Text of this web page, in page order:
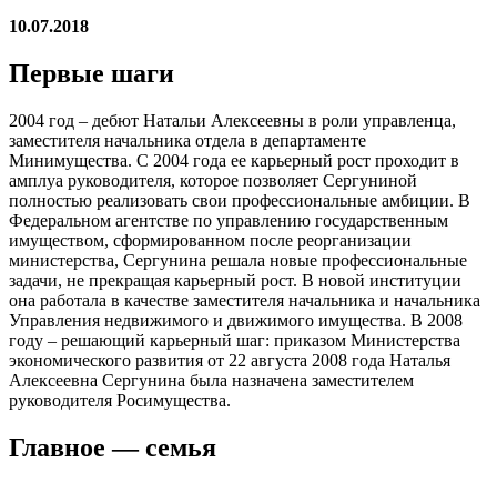
10.07.2018
Первые шаги
2004 год ‒ дебют Натальи Алексеевны в роли управленца,
заместителя начальника отдела в департаменте
Минимущества. С 2004 года ее карьерный рост проходит в
амплуа руководителя, которое позволяет Сергуниной
полностью реализовать свои профессиональные амбиции. В
Федеральном агентстве по управлению государственным
имуществом, сформированном после реорганизации
министерства, Сергунина решала новые профессиональные
задачи, не прекращая карьерный рост. В новой институции
она работала в качестве заместителя начальника и начальника
Управления недвижимого и движимого имущества. В 2008
году ‒ решающий карьерный шаг: приказом Министерства
экономического развития от 22 августа 2008 года Наталья
Алексеевна Сергунина была назначена заместителем
руководителя Росимущества.
Главное — семья